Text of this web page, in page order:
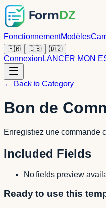
FonctionnementModèles
🇫🇷 🇬🇧 🇩🇿
Connexion LANCER MON
← Back to Category
Bon de
Enregistrez une commande
Included Fields
No fields preview
Ready to use this